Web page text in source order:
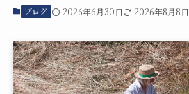
ブログ 2026年6月30日 2026年8月8日